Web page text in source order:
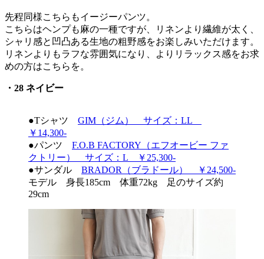
先程同様こちらもイージーパンツ。
こちらはヘンプも麻の一種ですが、リネンより繊維が太く、
シャリ感と凹凸ある生地の粗野感をお楽しみいただけます。
リネンよりもラフな雰囲気になり、よりリラックス感をお求
めの方はこちらを。
・28 ネイビー
●Tシャツ GIM（ジム） サイズ：LL
￥14,300-
●パンツ F.O.B FACTORY（エフオービー ファ
クトリー） サイズ：L ￥25,300-
●サンダル BRADOR（ブラドール） ￥24,500-
モデル 身長185cm 体重72kg 足のサイズ約
29cm